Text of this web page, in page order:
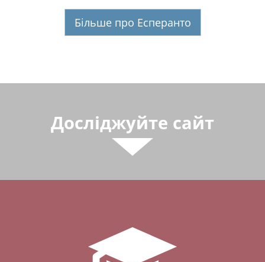
Більше про Есперанто
Досліджуйте сайт